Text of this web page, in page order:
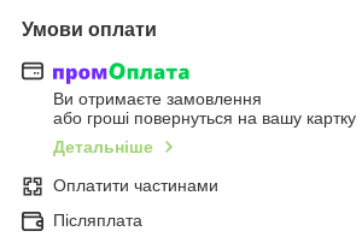
Умови оплати
Ви отримаєте замовлення
або гроші повернуться на вашу картку
Детальніше
Оплатити частинами
Післяплата